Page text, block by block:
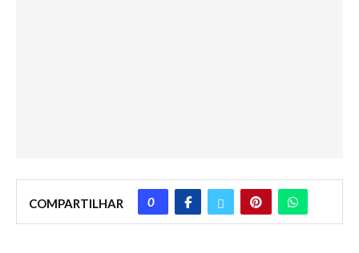
COMPARTILHAR 0